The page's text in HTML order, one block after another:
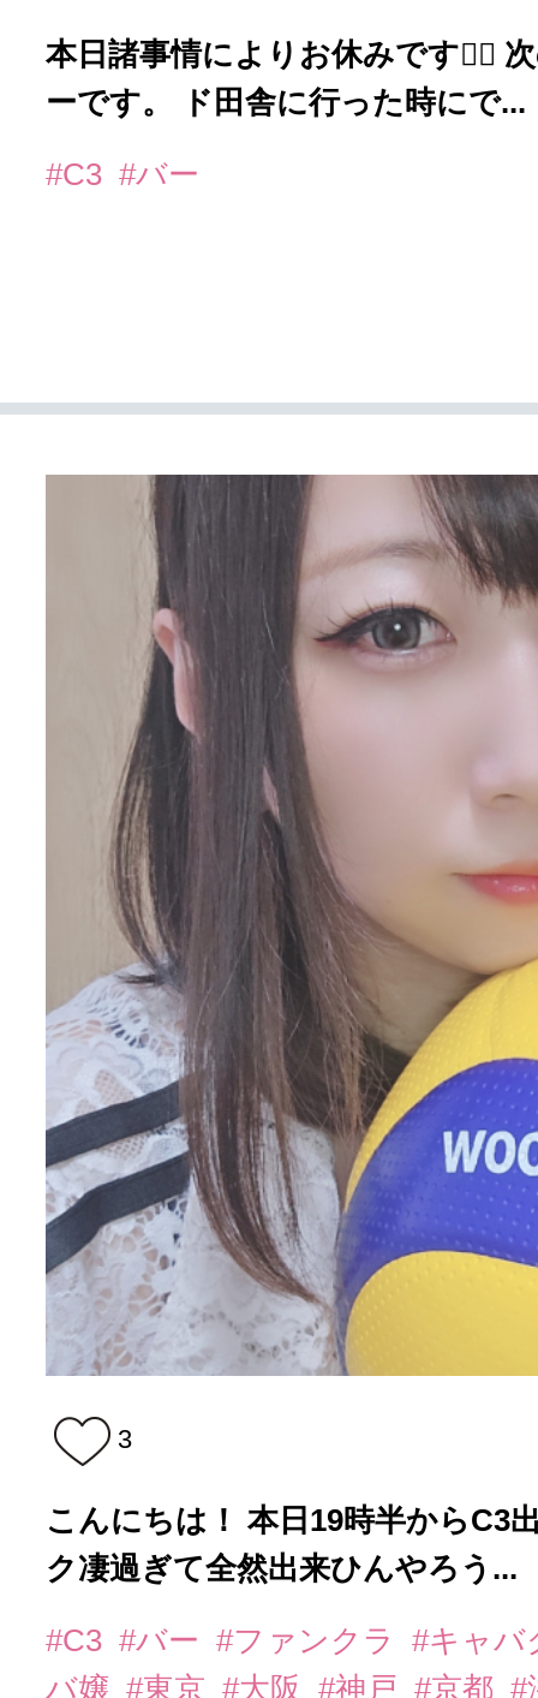
本日諸事情によりお休みです🙇‍♀️
ーです。 ド田舎に行った時にで...
#C3 #バー
3
こんにちは！ 本日19時半からC3
ク凄過ぎて全然出来ひんやろう...
#C3 #バー #ファンクラ
#キャ
バ嬢 #東京 #大阪 #神戸 #京都 #